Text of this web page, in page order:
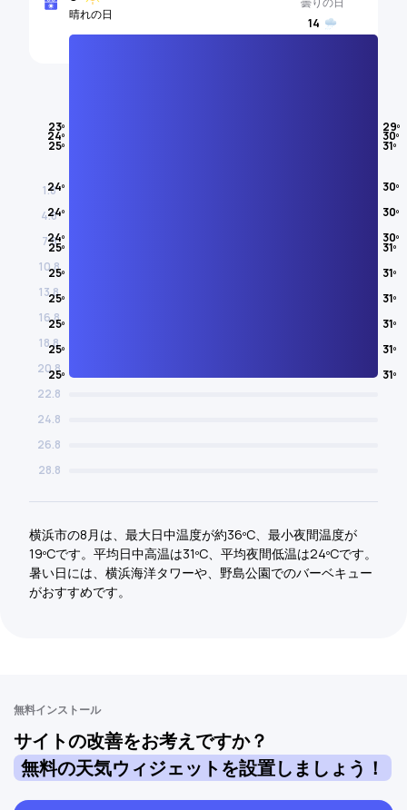
晴れの日
14
23º 29º
1.8
24º 30º
4.8
25º 31º
7.8
24º 30º
10.8
24º 30º
13.8
24º 30º
16.8
25º 31º
18.8
25º 31º
20.8
25º 31º
22.8
25º 31º
24.8
25º 31º
26.8
25º 31º
28.8
横浜市の8月は、最大日中温度が約36ºC、最小夜間温度が
19ºCです。平均日中高温は31ºC、平均夜間低温は24ºCです。
暑い日には、横浜海洋タワーや、野島公園でのバーベキュー
がおすすめです。
無料インストール
サイトの改善をお考えですか？
無料の天気ウィジェットを設置しましょう！